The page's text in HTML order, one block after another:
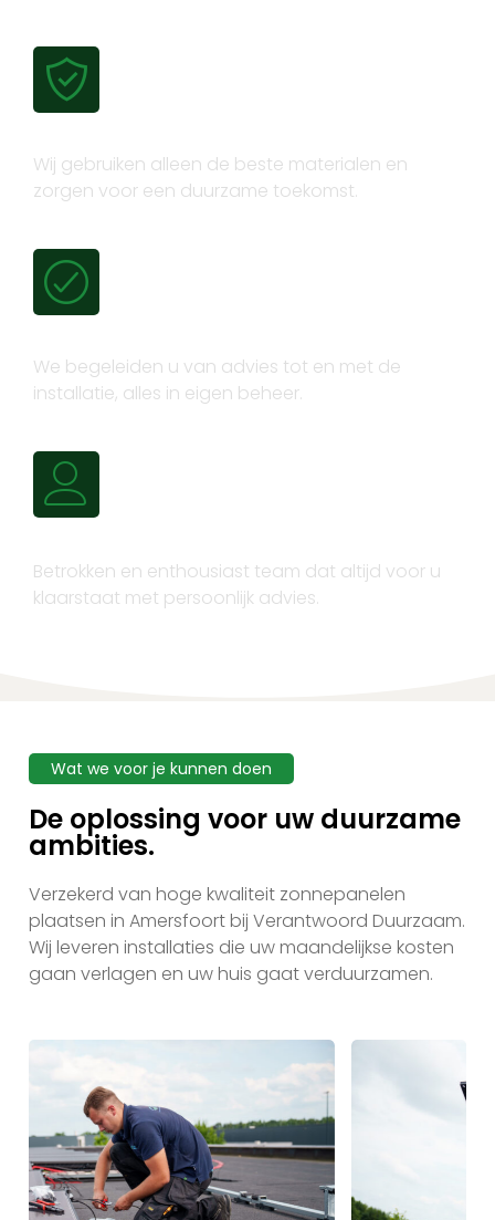
Wij gebruiken alleen de beste materialen en
zorgen voor een duurzame toekomst.
We begeleiden u van advies tot en met de
installatie, alles in eigen beheer.
Betrokken en enthousiast team dat altijd voor u
klaarstaat met persoonlijk advies.
Wat we voor je kunnen doen
De oplossing voor uw duurzame
ambities.
Verzekerd van hoge kwaliteit zonnepanelen
plaatsen in Amersfoort bij Verantwoord Duurzaam.
Wij leveren installaties die uw maandelijkse kosten
gaan verlagen en uw huis gaat verduurzamen.